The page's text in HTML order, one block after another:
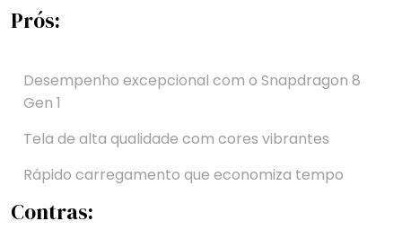
Prós:
Desempenho excepcional com o Snapdragon 8
Gen 1
Tela de alta qualidade com cores vibrantes
Rápido carregamento que economiza tempo
Contras: